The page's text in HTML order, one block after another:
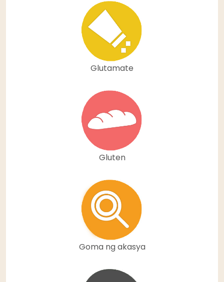
Glutamate
Gluten
Goma ng akasya